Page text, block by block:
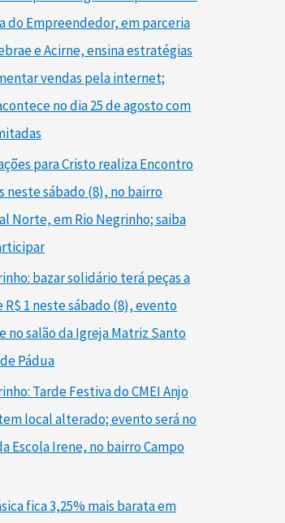
do Empreendedor, em parceria
e Acirne, ensina estratégias
vendas pela internet;
no dia 25 de agosto com
para Cristo realiza Encontro
neste sábado (8), no bairro
Norte, em Rio Negrinho; saiba
bazar solidário terá peças a
1 neste sábado (8), evento
no salão da Igreja Matriz Santo
Pádua
Tarde Festiva do CMEI Anjo
local alterado; evento será no
Escola Irene, no bairro Campo
fica 3,25% mais barata em